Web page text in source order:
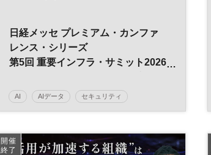
日経メッセ プレミアム・カンファ
レンス・シリーズ
第5回 重要インフラ・サミット2026
前線と実践戦略
AI AIデータ セキュリティ
日経メッセプレミアム・カンファレンス・シリー
ズ
開催
終了